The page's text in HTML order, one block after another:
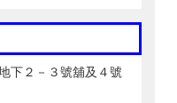
下２－３號舖及４號